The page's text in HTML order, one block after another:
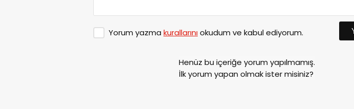
Yorum yazma kurallarınıokudum ve kabul ediyorum.
Henüz bu içeriğe yorum yapılmamış.
İlk yorum yapan olmak ister misiniz?